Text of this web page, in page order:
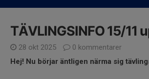
TÄVLINGSINFO 15/11
28 okt 2025
0 kommentarer
Hej! Nu börjar äntligen närma sig